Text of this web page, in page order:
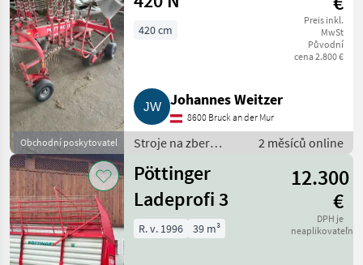
Obchodní poskytovatel
Preis inkl.
MwSt
Původní
cena 2.800 €
420 cm
Johannes Weitzer
8600 Bruck an der Mur
Stroje na zber
Rotačné zhrňovače
2 měsíců online
Pöttinger
Ladeprofi 3
12.300
€
DPH je
neaplikovateľné
R. v. 1996 39 m³